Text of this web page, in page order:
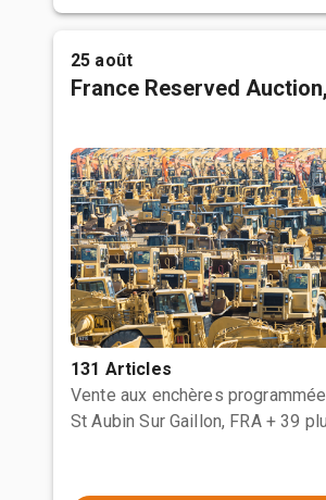
25 août
France Reserved
131 Articles
Vente aux enchères programmée
St Aubin Sur Gaillon, FRA + 39